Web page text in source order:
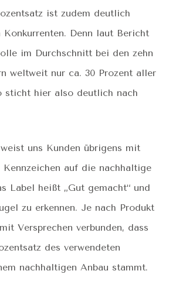
ist zudem deutlich
Denn laut Bericht
im Durchschnitt bei den zehn
weltweit nur ca. 30 Prozent aller
sticht hier also deutlich nach
uns Kunden übrigens mit
Kennzeichen auf die nachhaltige
Label heißt „Gut gemacht“ und
zu erkennen. Je nach Produkt
Versprechen verbunden, dass
des verwendeten
nachhaltigen Anbau stammt.